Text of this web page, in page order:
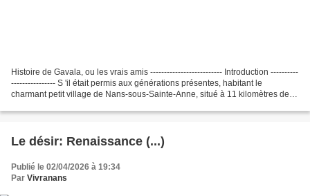
Histoire de Gavala, ou les vrais amis -------------------------- Introduction ----------
---------------- S 'il était permis aux générations présentes, habitant le
charmant petit village de Nans-sous-Sainte-Anne, situé à 11 kilomètres de la
Le désir: Renaissance (...)
Publié le 02/04/2026 à 19:34
Par Vivranans